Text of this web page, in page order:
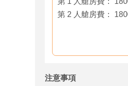
第 2 人艙房費：
注意事項